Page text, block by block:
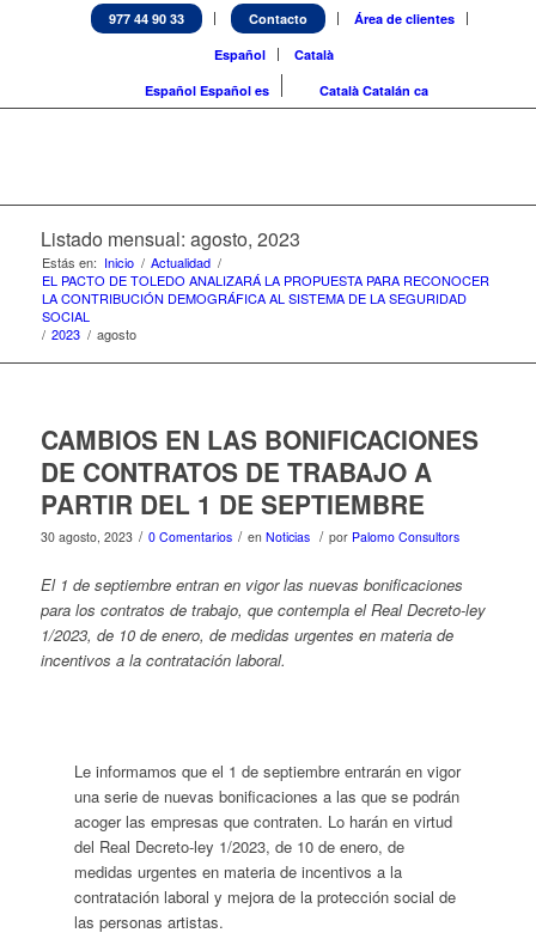
977 44 90 33 Contacto
Área de clientes
Español
Català
Español Español es Català Catalán ca
Listado mensual: agosto, 2023
Estás en: Inicio / Actualidad /
EL PACTO DE TOLEDO ANALIZARÁ LA PROPUESTA PARA RECONOCER
LA CONTRIBUCIÓN DEMOGRÁFICA AL SISTEMA DE LA SEGURIDAD
SOCIAL
/ 2023 / agosto
CAMBIOS EN LAS BONIFICACIONES
DE CONTRATOS DE TRABAJO A
PARTIR DEL 1 DE SEPTIEMBRE
30 agosto, 2023 / 0 Comentarios / en Noticias / por Palomo Consultors
El 1 de septiembre entran en vigor las nuevas bonificaciones
para los contratos de trabajo, que contempla el Real Decreto-ley
1/2023, de 10 de enero, de medidas urgentes en materia de
incentivos a la contratación laboral.
Le informamos que el 1 de septiembre entrarán en vigor
una serie de nuevas bonificaciones a las que se podrán
acoger las empresas que contraten. Lo harán en virtud
del Real Decreto-ley 1/2023, de 10 de enero, de
medidas urgentes en materia de incentivos a la
contratación laboral y mejora de la protección social de
las personas artistas.